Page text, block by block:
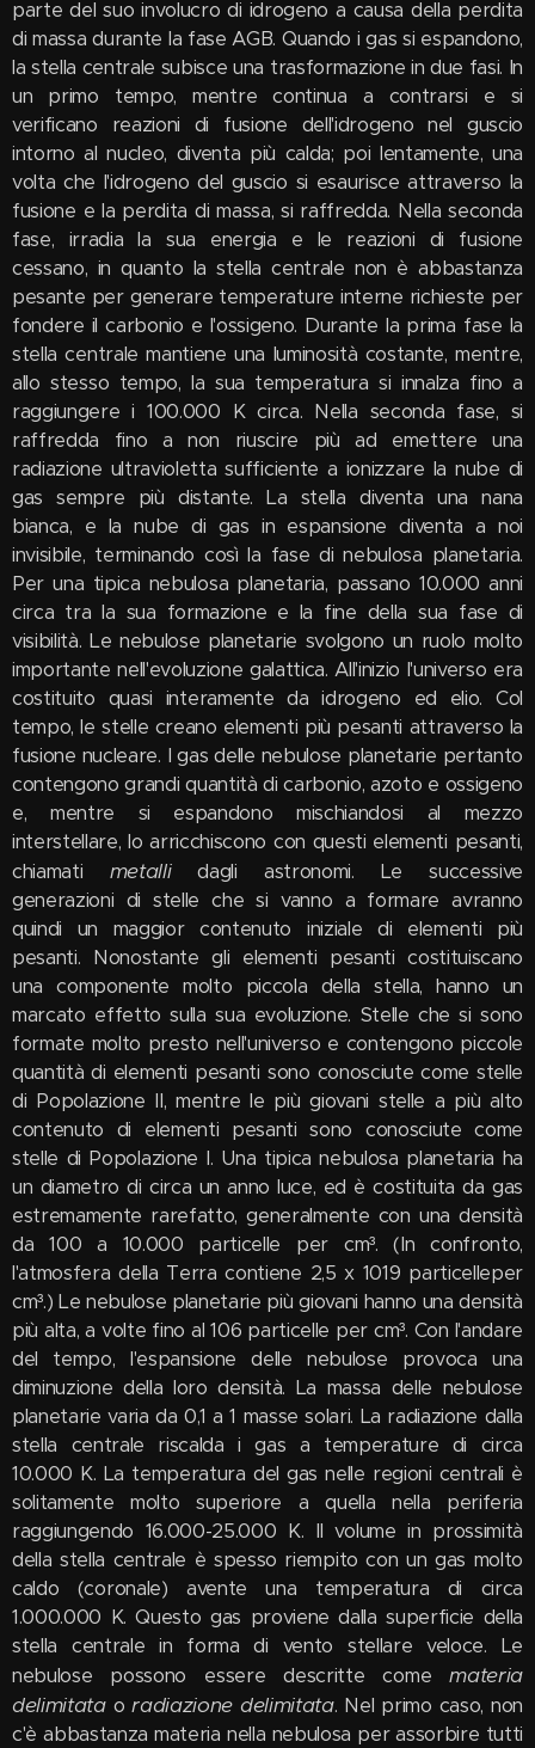
parte del suo involucro di idrogeno a causa della perdita
di massa durante la fase AGB. Quando i gas si espandono,
la stella centrale subisce una trasformazione in due fasi. In
un primo tempo, mentre continua a contrarsi e si
verificano reazioni di fusione dell'idrogeno nel guscio
intorno al nucleo, diventa più calda; poi lentamente, una
volta che l'idrogeno del guscio si esaurisce attraverso la
fusione e la perdita di massa, si raffredda. Nella seconda
fase, irradia la sua energia e le reazioni di fusione
cessano, in quanto la stella centrale non è abbastanza
pesante per generare temperature interne richieste per
fondere il carbonio e l'ossigeno. Durante la prima fase la
stella centrale mantiene una luminosità costante, mentre,
allo stesso tempo, la sua temperatura si innalza fino a
raggiungere i 100.000 K circa. Nella seconda fase, si
raffredda fino a non riuscire più ad emettere una
radiazione ultravioletta sufficiente a ionizzare la nube di
gas sempre più distante. La stella diventa una nana
bianca, e la nube di gas in espansione diventa a noi
invisibile, terminando così la fase di nebulosa planetaria.
Per una tipica nebulosa planetaria, passano 10.000 anni
circa tra la sua formazione e la fine della sua fase di
visibilità. Le nebulose planetarie svolgono un ruolo molto
importante nell'evoluzione galattica. All'inizio l'universo era
costituito quasi interamente da idrogeno ed elio. Col
tempo, le stelle creano elementi più pesanti attraverso la
fusione nucleare. I gas delle nebulose planetarie pertanto
contengono grandi quantità di carbonio, azoto e ossigeno
e, mentre si espandono mischiandosi al mezzo
interstellare, lo arricchiscono con questi elementi pesanti,
chiamati metallidagli astronomi. Le successive
generazioni di stelle che si vanno a formare avranno
quindi un maggior contenuto iniziale di elementi più
pesanti. Nonostante gli elementi pesanti costituiscano
una componente molto piccola della stella, hanno un
marcato effetto sulla sua evoluzione. Stelle che si sono
formate molto presto nell'universo e contengono piccole
quantità di elementi pesanti sono conosciute come stelle
di Popolazione II, mentre le più giovani stelle a più alto
contenuto di elementi pesanti sono conosciute come
stelle di Popolazione I. Una tipica nebulosa planetaria ha
un diametro di circa un anno luce, ed è costituita da gas
estremamente rarefatto, generalmente con una densità
da 100 a 10.000 particelle per cm³. (In confronto,
l'atmosfera della Terra contiene 2,5 x 1019 particelleper
cm³.) Le nebulose planetarie più giovani hanno una densità
più alta, a volte fino al 106 particelle per cm³. Con l'andare
del tempo, l'espansione delle nebulose provoca una
diminuzione della loro densità. La massa delle nebulose
planetarie varia da 0,1 a 1 masse solari. La radiazione dalla
stella centrale riscalda i gas a temperature di circa
10.000 K. La temperatura del gas nelle regioni centrali è
solitamente molto superiore a quella nella periferia
raggiungendo 16.000-25.000 K. Il volume in prossimità
della stella centrale è spesso riempito con un gas molto
caldo (coronale) avente una temperatura di circa
1.000.000 K. Questo gas proviene dalla superficie della
stella centrale in forma di vento stellare veloce. Le
nebulose possono essere descritte comemateria
delimitataoradiazione delimitata. Nel primo caso, non
c'è abbastanza materia nella nebulosa per assorbire tutti